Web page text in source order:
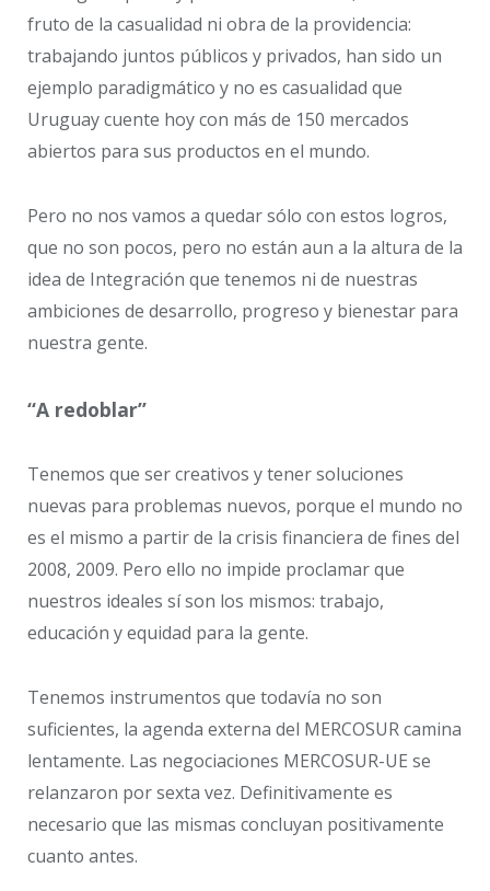
fruto de la casualidad ni obra de la providencia:
trabajando juntos públicos y privados, han sido un
ejemplo paradigmático y no es casualidad que
Uruguay cuente hoy con más de 150 mercados
abiertos para sus productos en el mundo.
Pero no nos vamos a quedar sólo con estos logros,
que no son pocos, pero no están aun a la altura de la
idea de Integración que tenemos ni de nuestras
ambiciones de desarrollo, progreso y bienestar para
nuestra gente.
“A redoblar”
Tenemos que ser creativos y tener soluciones
nuevas para problemas nuevos, porque el mundo no
es el mismo a partir de la crisis financiera de fines del
2008, 2009. Pero ello no impide proclamar que
nuestros ideales sí son los mismos: trabajo,
educación y equidad para la gente.
Tenemos instrumentos que todavía no son
suficientes, la agenda externa del MERCOSUR camina
lentamente. Las negociaciones MERCOSUR-UE se
relanzaron por sexta vez. Definitivamente es
necesario que las mismas concluyan positivamente
cuanto antes.